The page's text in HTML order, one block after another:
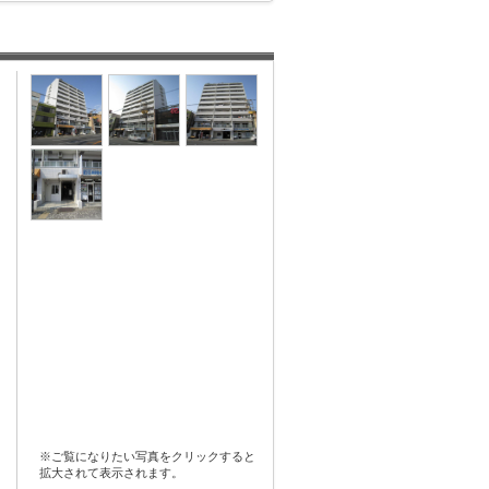
※ご覧になりたい写真をクリックすると
拡大されて表示されます。